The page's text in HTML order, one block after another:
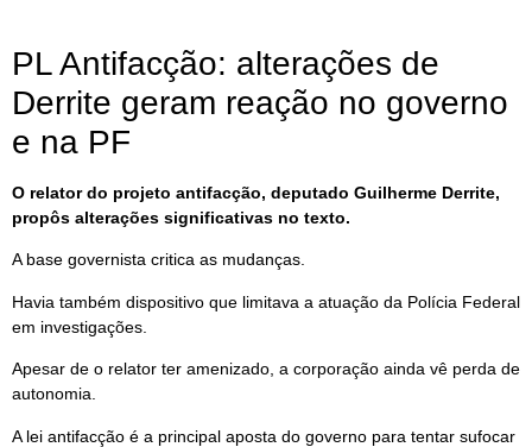
PL Antifacção: alterações de
Derrite geram reação no governo
e na PF
O relator do projeto antifacção, deputado Guilherme Derrite,
propôs alterações significativas no texto.
A base governista critica as mudanças.
Havia também dispositivo que limitava a atuação da Polícia Federal
em investigações.
Apesar de o relator ter amenizado, a corporação ainda vê perda de
autonomia.
A lei antifacção é a principal aposta do governo para tentar sufocar